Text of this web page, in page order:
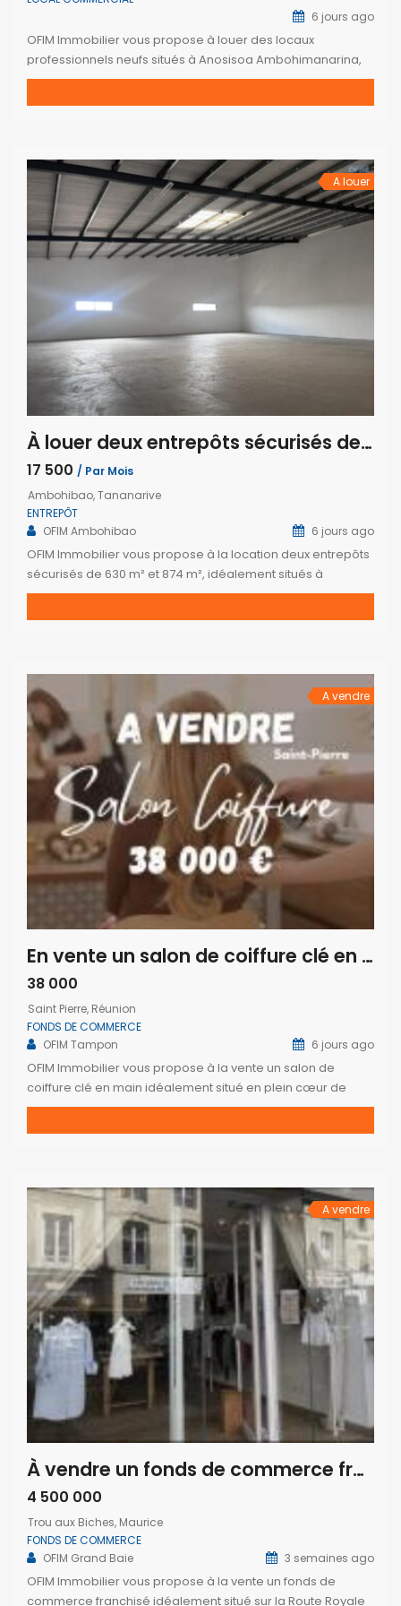
6 jours ago
OFIM Immobilier vous propose à louer des locaux
professionnels neufs situés à Anosisoa Ambohimanarina,
bénéficiant d’un emplacement stratégique en bord de
des superficies allant de 9,9 m² à 34 […]
A louer
À louer deux entrepôts sécurisés de 630 m² et 874 m² à Ambohibao Tananarive
17 500 / Par Mois
Ambohibao, Tananarive
ENTREPÔT
OFIM Ambohibao
6 jours ago
OFIM Immobilier vous propose à la location deux entrepôts
sécurisés de 630 m² et 874 m², idéalement situés à
Ambohibao. Répartis sur deux niveaux, ces espaces
d’un emplacement facilement accessible […]
A vendre
En vente un salon de coiffure clé en main idéalement situé au cœur de Saint-Pierre Réunion
38 000
Saint Pierre, Réunion
FONDS DE COMMERCE
OFIM Tampon
6 jours ago
OFIM Immobilier vous propose à la vente un salon de
coiffure clé en main idéalement situé en plein cœur de
Saint-Pierre. Bénéficiant d’un emplacement privilégié avec
souhaitant démarrer ou développer son activité
immédiatement. […]
A vendre
À vendre un fonds de commerce franchisé situé sur la Route Royale à Trou aux Biches Maurice
4 500 000
Trou aux Biches, Maurice
FONDS DE COMMERCE
OFIM Grand Baie
3 semaines ago
OFIM Immobilier vous propose à la vente un fonds de
commerce franchisé idéalement situé sur la Route Royale